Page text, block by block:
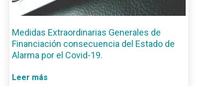
Medidas Extraordinarias Generales de
Financiación consecuencia del Estado de
Alarma por el Covid-19.
Leer más